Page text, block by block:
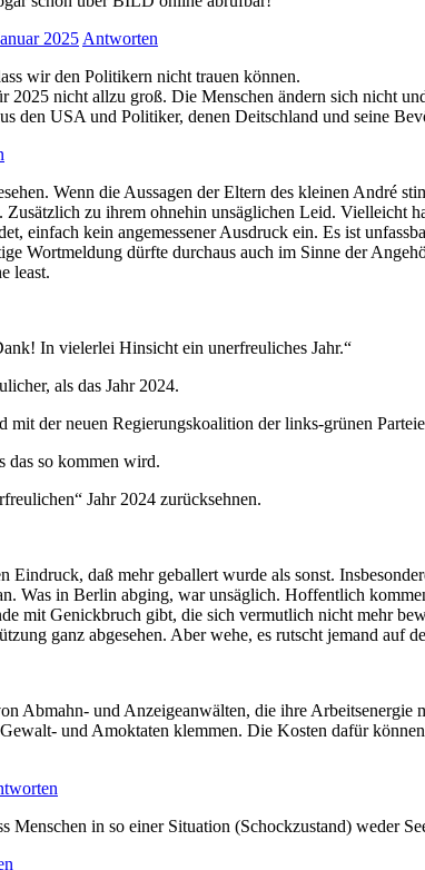
2025 Antworten
wir den Politikern nicht trauen können.
2025 nicht allzu groß. Die Menschen ändern sich nicht
den USA und Politiker, denen Deitschland und seine
Wenn die Aussagen der Eltern des kleinen André
Zusätzlich zu ihrem ohnehin unsäglichen Leid. Vielleicht
einfach kein angemessener Ausdruck ein. Es ist
Wortmeldung dürfte durchaus auch im Sinne der
least.
In vielerlei Hinsicht ein unerfreuliches Jahr.“
als das Jahr 2024.
mit der neuen Regierungskoalition der links-grünen
das so kommen wird.
Jahr 2024 zurücksehnen.
Eindruck, daß mehr geballert wurde als sonst.
Was in Berlin abging, war unsäglich. Hoffentlich
mit Genickbruch gibt, die sich vermutlich nicht mehr
ganz abgesehen. Aber wehe, es rutscht jemand
Abmahn- und Anzeigeanwälten, die ihre
und Amoktaten klemmen. Die Kosten dafür
Menschen in so einer Situation (Schockzustand) weder